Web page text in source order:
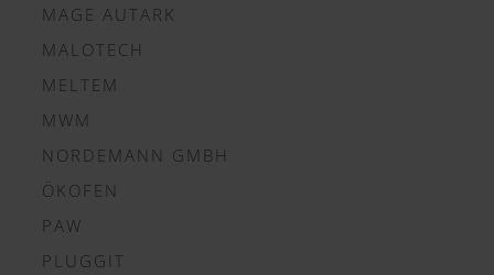
MAGE AUTARK
MALOTECH
MELTEM
MWM
NORDEMANN GMBH
ÖKOFEN
PAW
PLUGGIT